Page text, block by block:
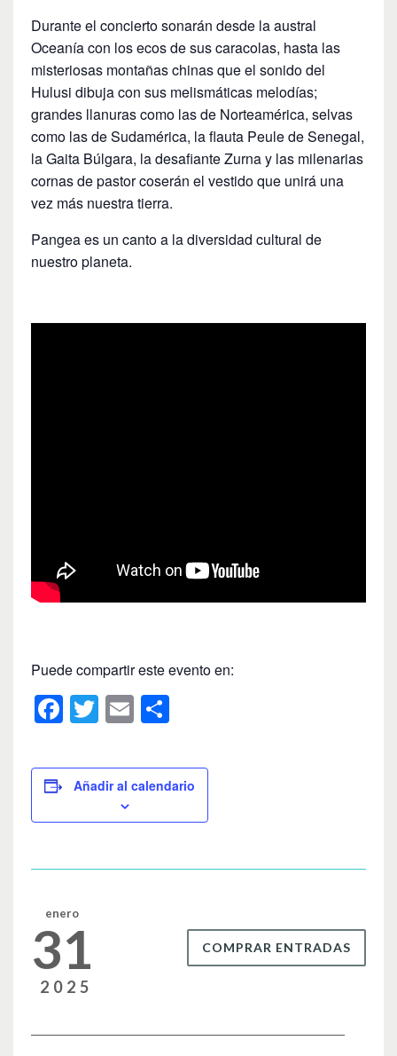
Durante el concierto sonarán desde la austral
Oceanía con los ecos de sus caracolas, hasta las
misteriosas montañas chinas que el sonido del
Hulusi dibuja con sus melismáticas melodías;
grandes llanuras como las de Norteamérica, selvas
como las de Sudamérica, la flauta Peule de Senegal,
la Gaita Búlgara, la desafiante Zurna y las milenarias
cornas de pastor coserán el vestido que unirá una
vez más nuestra tierra.
Pangea es un canto a la diversidad cultural de
nuestro planeta.
Puede compartir este evento en:
F
a
c
e
b
o
k
T
wi
tt
er
E
m
ailm
p
ar
Añadir al calendario
enero
31
2025
COMPRAR ENTRADAS